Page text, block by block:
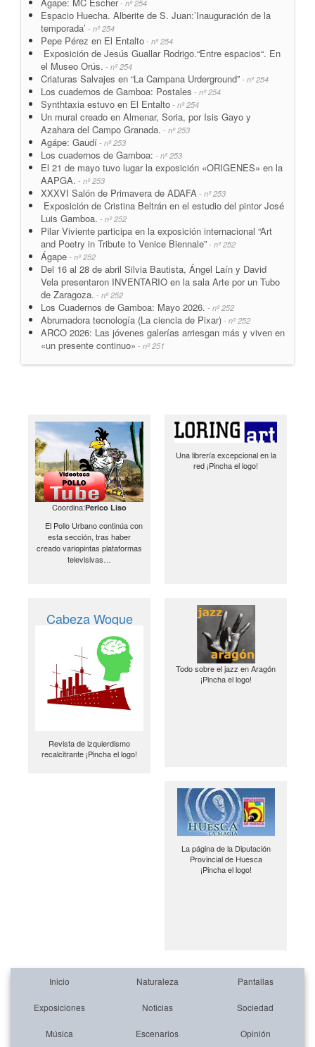
- nº 254
Espacio Huecha. Alberite de S. Juan:’Inauguración de la
temporada’ - nº 254
Pepe Pérez en El Entalto - nº 254
Exposición de Jesús Guallar Rodrigo.“Entre espacios“. En
el Museo Orús. - nº 254
Criaturas Salvajes en “La Campana Urderground” - nº 254
Los cuadernos de Gamboa: Postales - nº 254
Synthtaxia estuvo en El Entalto - nº 254
Un mural creado en Almenar, Soria, por Isis Gayo y
Azahara del Campo Granada. - nº 253
Agápe: Gaudí - nº 253
Los cuadernos de Gamboa: - nº 253
El 21 de mayo tuvo lugar la exposición «ORIGENES» en la
AAPGA. - nº 253
XXXVI Salón de Primavera de ADAFA - nº 253
Exposición de Cristina Beltrán en el estudio del pintor José
Luis Gamboa. - nº 252
Pilar Viviente participa en la exposición internacional “Art
and Poetry in Tribute to Venice Biennale” - nº 252
Ágape - nº 252
Del 16 al 28 de abril Silvia Bautista, Ángel Laín y David
Vela presentaron INVENTARIO en la sala Arte por un Tubo
de Zaragoza. - nº 252
Los Cuadernos de Gamboa: Mayo 2026. - nº 252
Abrumadora tecnología (La ciencia de Pixar) - nº 252
ARCO 2026: Las jóvenes galerías arriesgan más y viven en
«un presente continuo» - nº 251
Coordina:Perico Liso
El Pollo Urbano continúa con
esta sección, tras haber
creado variopintas plataformas
televisivas…
Una librería excepcional en la
red ¡Pincha el logo!
Cabeza Woque
Revista de izquierdismo
recalcitrante ¡Pincha el logo!
Todo sobre el jazz en Aragón
¡Pincha el logo!
La página de la Diputación
Provincial de Huesca
¡Pincha el logo!
Inicio Naturaleza Pantallas
Exposiciones Noticias Sociedad
Música Escenarios Opinión